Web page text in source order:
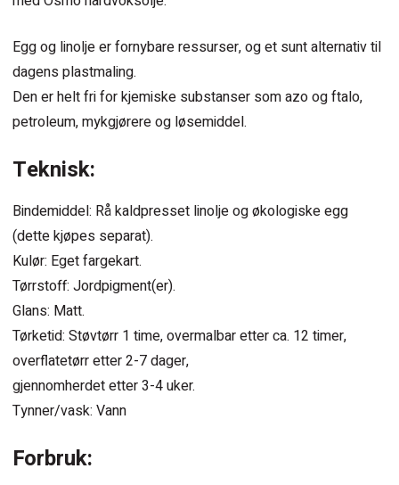
Egg og linolje er fornybare ressurser, og et sunt alternativ til
dagens plastmaling.
Den er helt fri for kjemiske substanser som azo og ftalo,
petroleum, mykgjørere og løsemiddel.
Teknisk:
Bindemiddel: Rå kaldpresset linolje og økologiske egg
(dette kjøpes separat).
Kulør: Eget fargekart.
Tørrstoff: Jordpigment(er).
Glans: Matt.
Tørketid: Støvtørr 1 time, overmalbar etter ca. 12 timer,
overflatetørr etter 2-7 dager,
gjennomherdet etter 3-4 uker.
Tynner/vask: Vann
Forbruk: